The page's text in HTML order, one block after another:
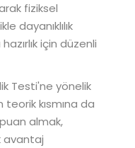
fiziksel
dayanıklılık
için düzenli
Testi'ne yönelik
teorik kısmına da
almak,
avantaj